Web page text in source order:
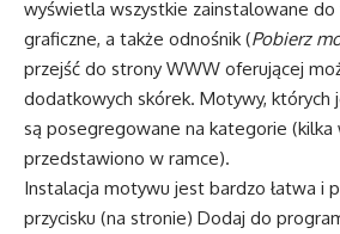
wyświetla wszystkie zainstalowane
graficzne, a także odnośnik (Pobierz
przejść do strony WWW oferującej
dodatkowych skórek. Motywy, których
są posegregowane na kategorie (kilka
przedstawiono w ramce).
Instalacja motywu jest bardzo łatwa i
przycisku (na stronie) Dodaj do